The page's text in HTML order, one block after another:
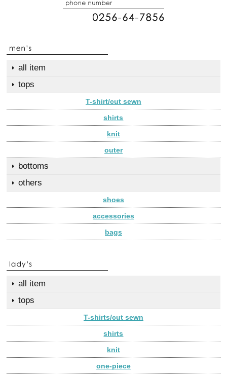
all item
tops
T-shirt/cut sewn
shirts
knit
outer
bottoms
others
shoes
accessories
bags
all item
tops
T-shirts/cut sewn
shirts
knit
one-piece